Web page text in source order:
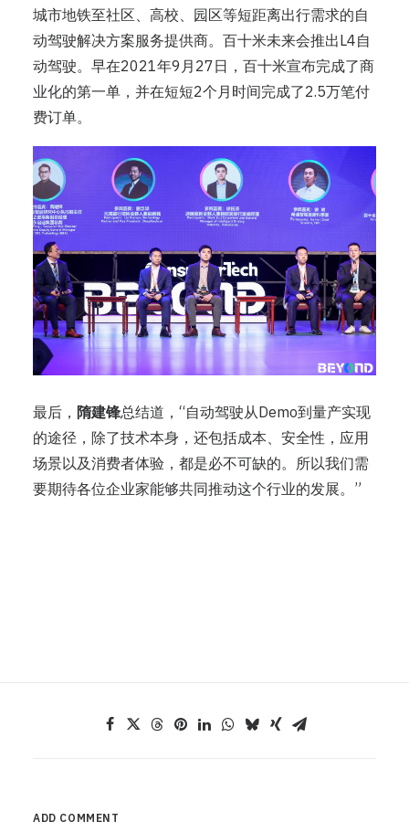
城市地铁至社区、高校、园区等短距离出行需求的自
动驾驶解决方案服务提供商。百十米未来会推出L4自
动驾驶。早在2021年9月27日，百十米宣布完成了商
业化的第一单，并在短短2个月时间完成了2.5万笔付
费订单。
最后， 隋建锋总结道，“自动驾驶从Demo到量产实现
的途径，除了技术本身，还包括成本、安全性，应用
场景以及消费者体验，都是必不可缺的。所以我们需
要期待各位企业家能够共同推动这个行业的发展。”
ADD COMMENT